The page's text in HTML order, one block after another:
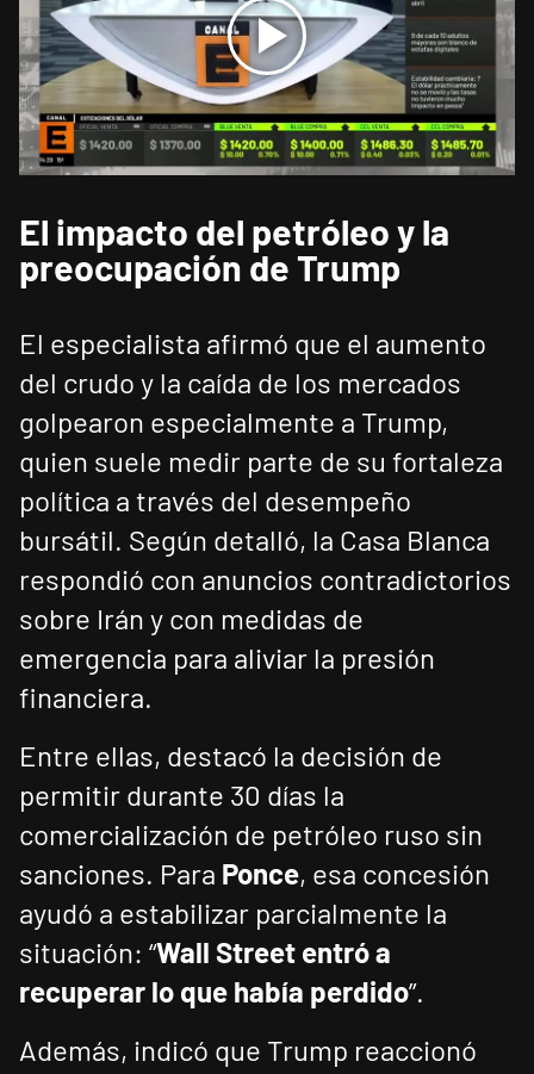
El impacto del petróleo y la
preocupación de Trump
El especialista afirmó que el aumento
del crudo y la caída de los mercados
golpearon especialmente a Trump,
quien suele medir parte de su fortaleza
política a través del desempeño
bursátil. Según detalló, la Casa Blanca
respondió con anuncios contradictorios
sobre Irán y con medidas de
emergencia para aliviar la presión
financiera.
Entre ellas, destacó la decisión de
permitir durante 30 días la
comercialización de petróleo ruso sin
sanciones. Para Ponce, esa concesión
ayudó a estabilizar parcialmente la
situación: “Wall Street entró a
recuperar lo que había perdido”.
Además, indicó que Trump reaccionó